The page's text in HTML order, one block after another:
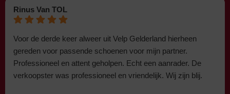
Rinus Van TOL
Voor de derde keer alweer uit Velp Gelderland hierheen
gereden voor passende schoenen voor mijn partner.
Professioneel en attent geholpen. Echt een aanrader. De
verkoopster was professioneel en vriendelijk. Wij zijn blij.